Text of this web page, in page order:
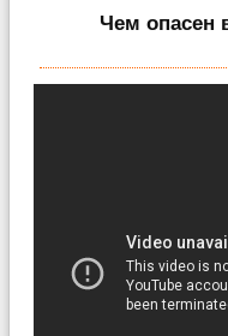
Чем опасен